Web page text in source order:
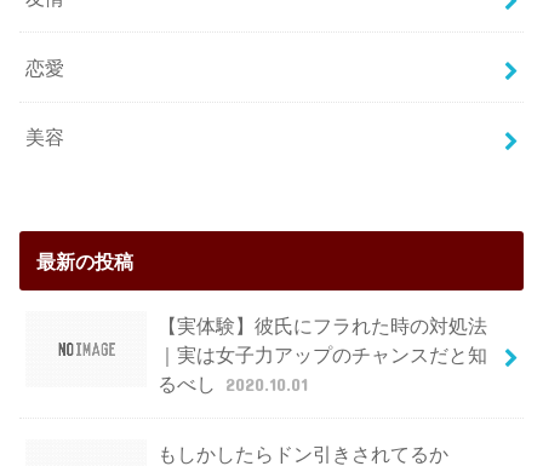
恋愛
美容
最新の投稿
【実体験】彼氏にフラれた時の対処法
｜実は女子力アップのチャンスだと知
るべし
2020.10.01
もしかしたらドン引きされてるか